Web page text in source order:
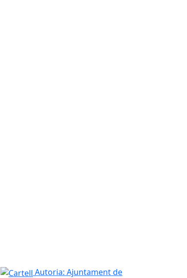
Cartell
Autoria: Ajuntament de